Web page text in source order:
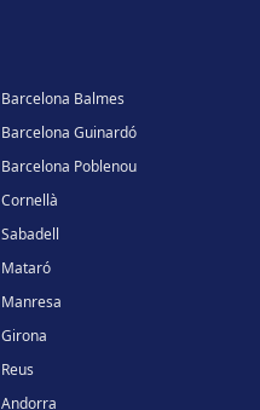
Barcelona Balmes
Barcelona Guinardó
Barcelona Poblenou
Cornellà
Sabadell
Mataró
Manresa
Girona
Reus
Andorra